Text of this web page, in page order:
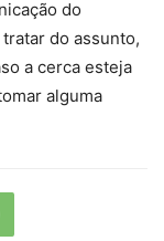
do
do assunto,
a cerca esteja
alguma